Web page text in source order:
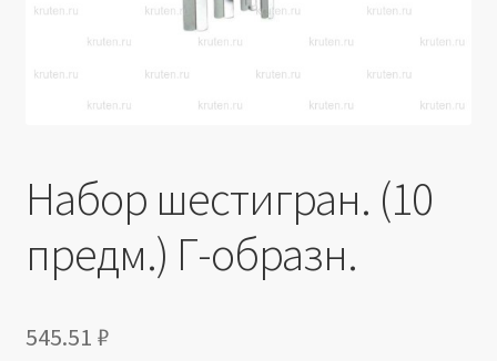
Набор шестигран. (10
предм.) Г-образн.
545.51 ₽